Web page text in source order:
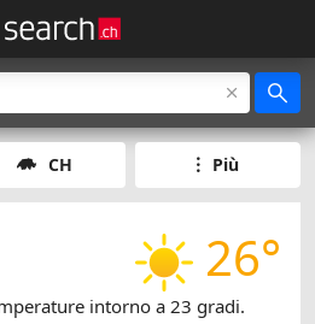
CH Più
26°
intorno a 23 gradi.